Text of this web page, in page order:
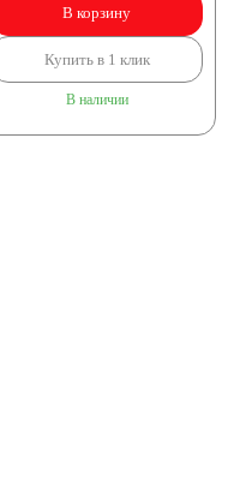
В корзину
Купить в 1 клик
В наличии